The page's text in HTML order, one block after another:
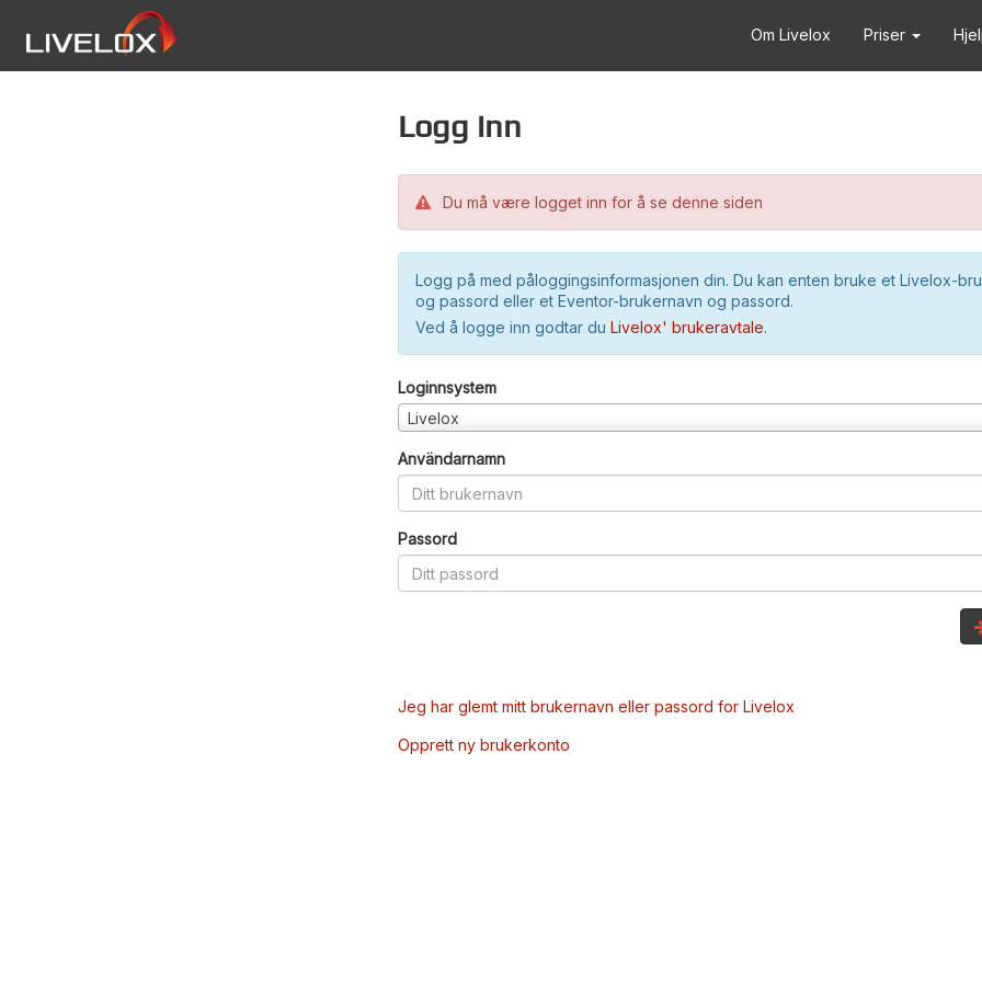
Om Livelox Priser
Logg inn
Du må være logget inn for å se denne siden
Logg på med påloggingsinformasjonen din. Du kan enten bruke et Livelox-
og passord eller et Eventor-brukernavn og passord.
Ved å logge inn godtar du Livelox' brukeravtale.
Loginnsystem
Livelox
Användarnamn
Passord
Jeg har glemt mitt brukernavn eller passord for Livelox
Opprett ny brukerkonto